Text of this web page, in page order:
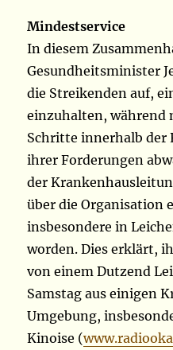
Mindestservice
In diesem
Gesundheitsminister
die Streikenden auf,
einzuhalten, während
Schritte innerhalb der
ihrer Forderungen
der
über die Organisation
insbesondere in
worden. Dies erklärt,
von einem Dutzend
Samstag aus einigen
Umgebung,
Kinoise (